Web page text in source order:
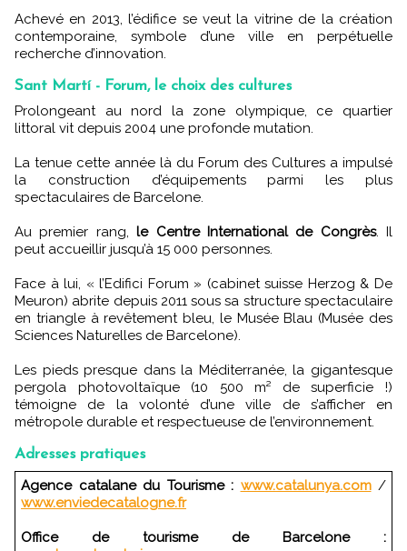
Achevé en 2013, l’édifice se veut la vitrine de la création
contemporaine, symbole d’une ville en perpétuelle
recherche d’innovation.
Sant Martí - Forum, le choix des cultures
Prolongeant au nord la zone olympique, ce quartier
littoral vit depuis 2004 une profonde mutation.
La tenue cette année là du Forum des Cultures a impulsé
la construction d’équipements parmi les plus
spectaculaires de Barcelone.
Au premier rang,le Centre International de Congrès. Il
peut accueillir jusqu’à 15 000 personnes.
Face à lui, « l’Edifici Forum » (cabinet suisse Herzog & De
Meuron) abrite depuis 2011 sous sa structure spectaculaire
en triangle à revêtement bleu, le Musée Blau (Musée des
Sciences Naturelles de Barcelone).
Les pieds presque dans la Méditerranée, la gigantesque
pergola photovoltaïque (10 500 m² de superficie !)
témoigne de la volonté d’une ville de s’afficher en
métropole durable et respectueuse de l’environnement.
Adresses pratiques
Agence catalane du Tourisme : www.catalunya.com/
www.enviedecatalogne.fr
Office de tourisme de Barcelone :